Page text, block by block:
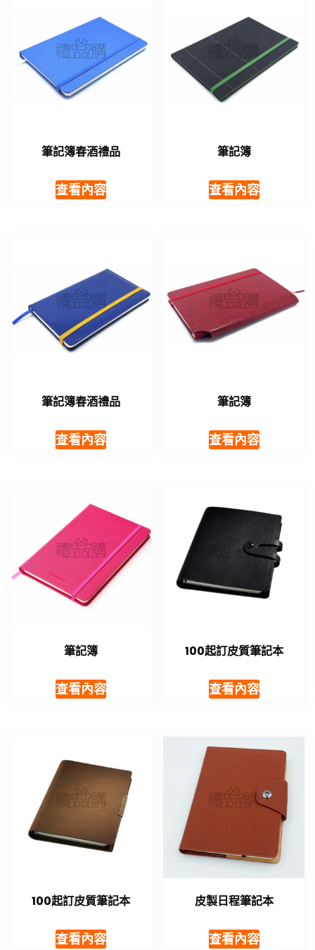
筆記簿春酒禮品
查看內容
筆記簿
查看內容
筆記簿春酒禮品
查看內容
筆記簿
查看內容
筆記簿
查看內容
100起訂皮質筆記本
查看內容
100起訂皮質筆記本
查看內容
皮製日程筆記本
查看內容